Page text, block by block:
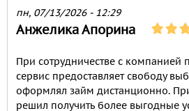
пн, 07/13/2026 - 12:29
Анжелика Апорина
При сотрудничестве с компанией
сервис предоставляет свободу
оформлял займ дистанционно.
решил получить более выгодные